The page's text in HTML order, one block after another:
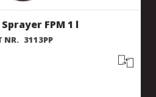
FPM 1 l
NR. 3113PP